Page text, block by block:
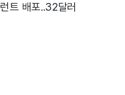
트 배포..32달러